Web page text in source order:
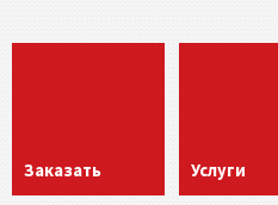
Заказать Услуги